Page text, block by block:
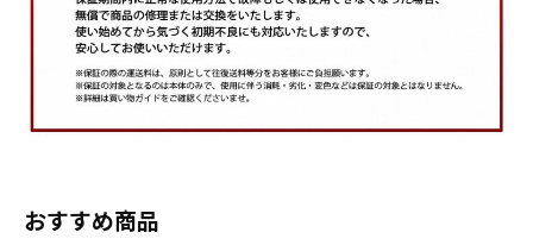
おすすめ商品